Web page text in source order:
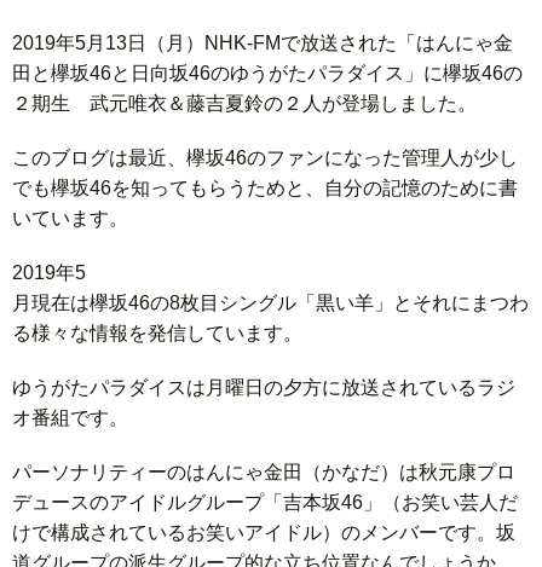
2019年5月13日（月）NHK-FMで放送された「はんにゃ金
田と欅坂46と日向坂46のゆうがたパラダイス」に欅坂46の
２期生 武元唯衣＆藤吉夏鈴の２人が登場しました。
このブログは最近、欅坂46のファンになった管理人が少し
でも欅坂46を知ってもらうためと、自分の記憶のために書
いています。
2 0 1 9 年 5
月 現 在 は 欅 坂 4 6 の 8 枚 目 シ ン グ ル 「 黒 い 羊 」 と そ れ に ま つ わ
る 様 々 な 情 報 を 発 信 し て い ま す 。
ゆうがたパラダイスは月曜日の夕方に放送されているラジ
オ番組です。
パーソナリティーのはんにゃ金田（かなだ）は秋元康プロ
デュースのアイドルグループ「吉本坂46」（お笑い芸人だ
けで構成されているお笑いアイドル）のメンバーです。坂
道グループの派生グループ的な立ち位置なんでしょうか